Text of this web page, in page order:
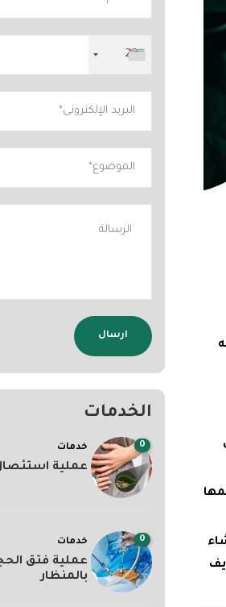
+20
الخدمات
0 خدمات
عملية استئصال
0 خدمات
عملية فتق
بالمنظار